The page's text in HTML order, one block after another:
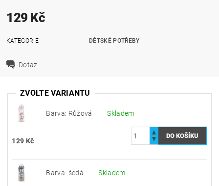
129 Kč
KATEGORIE DĚTSKÉ POTŘEBY
Dotaz
ZVOLTE VARIANTU
Barva: Růžová Skladem
129 Kč
Barva: šedá Skladem